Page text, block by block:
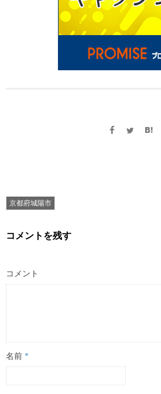
京都府城陽市
コメントを残す
コメント
名前 *